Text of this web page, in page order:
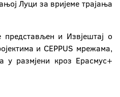
Луци за вријеме трајања
представљен и Извјештај о
и CEPPUS мрежама,
у размјени кроз Ерасмус+